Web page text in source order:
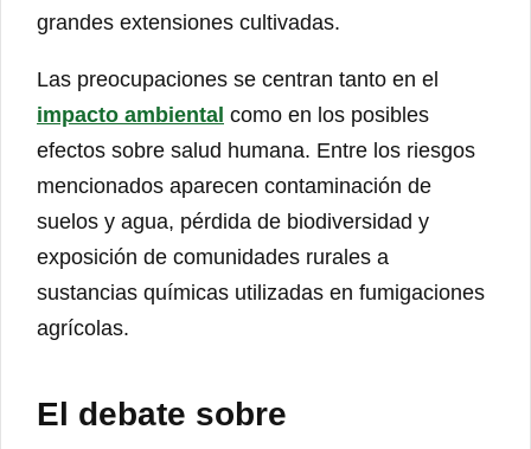
grandes extensiones cultivadas.
Las preocupaciones se centran tanto en el
impacto ambiental como en los posibles
efectos sobre salud humana. Entre los riesgos
mencionados aparecen contaminación de
suelos y agua, pérdida de biodiversidad y
exposición de comunidades rurales a
sustancias químicas utilizadas en fumigaciones
agrícolas.
El debate sobre